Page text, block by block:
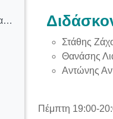
Υποβολή 3ης Σειράς Προγραμματιστικών Ασκήσεων
Στάθης
Θανάσης
Αντώνης
Πέμπτη 19:00-